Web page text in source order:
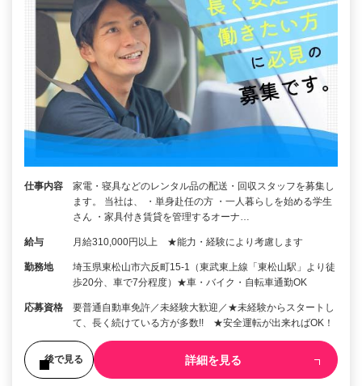
仕事内容
家電・寝具などのレンタル品の配送・回収スタッフを募集し
ます。 当社は、 ・単身赴任の方 ・一人暮らしを始める学生
さん ・家具付き賃貸を管理するオーナ…
給与 月給310,000円以上 ★能力・経験により考慮します
勤務地
埼玉県東松山市六反町15-1（東武東上線「東松山駅」より徒
歩20分、車で7分程度）★車・バイク・自転車通勤OK
応募資格
要普通自動車免許／未経験大歓迎／★未経験からスタートし
て、長く続けている方が多数!! ★安全運転が出来ればOK！
後で見る 詳細を見る